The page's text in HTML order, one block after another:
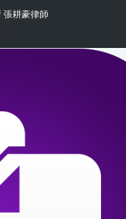
張耕豪律師